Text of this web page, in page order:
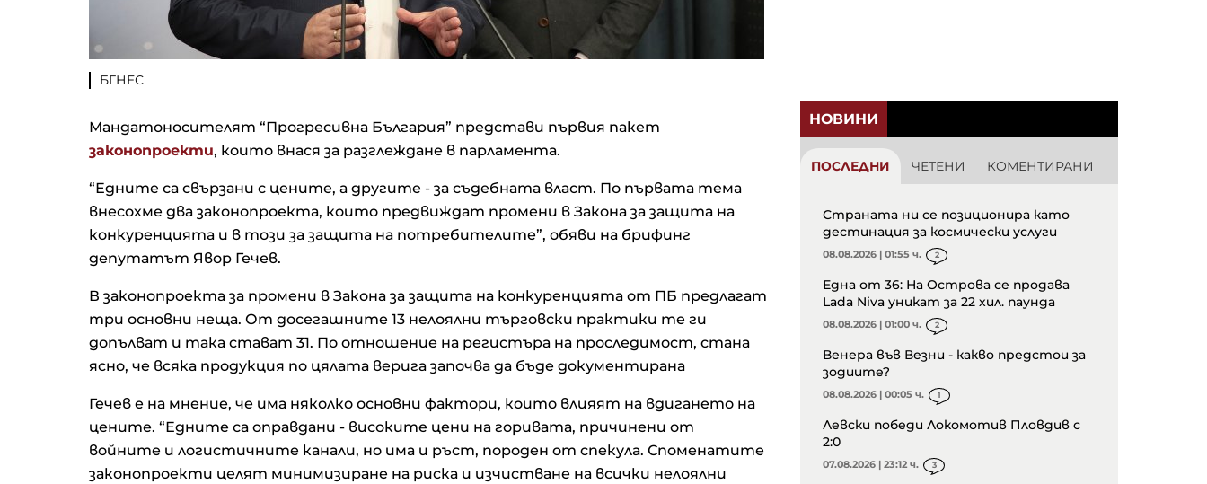
БГНЕС
Мандатоносителят “Прогресивна България” представи първия пакет
законопроекти, които внася за разглеждане в парламента.
“Едните са свързани с цените, а другите - за съдебната власт. По първата тема
внесохме два законопроекта, които предвиждат промени в Закона за защита на
конкуренцията и в този за защита на потребителите”, обяви на брифинг
депутатът Явор Гечев.
В законопроекта за промени в Закона за защита на конкуренцията от ПБ предлагат
три основни неща. От досегашните 13 нелоялни търговски практики те ги
допълват и така стават 31. По отношение на регистъра на проследимост, стана
ясно, че всяка продукция по цялата верига започва да бъде документирана
Гечев е на мнение, че има няколко основни фактори, които влияят на вдигането на
цените. “Едните са оправдани - високите цени на горивата, причинени от
войните и логистичните канали, но има и ръст, породен от спекула. Споменатите
законопроекти целят минимизиране на риска и изчистване на всички нелоялни
НОВИНИ
ПОСЛЕДНИ ЧЕТЕНИ КОМЕНТИРАНИ
Страната ни се позиционира като
дестинация за космически услуги
08.08.2026 | 01:55 ч. 2
Една от 36: На Острова се продава
Lada Niva уникат за 22 хил. паунда
08.08.2026 | 01:00 ч. 2
Венера във Везни - какво предстои за
зодиите?
08.08.2026 | 00:05 ч. 1
Левски победи Локомотив Пловдив с
2:0
07.08.2026 | 23:12 ч. 3